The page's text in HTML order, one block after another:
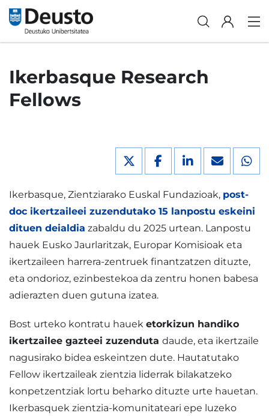
Ikerbasque Research
Fellows
Ikerbasque, Zientziarako Euskal Fundazioak, post-
doc ikertzaileei zuzendutako 15 lanpostu eskeini
dituen deialdia zabaldu du 2025 urtean. Lanpostu
hauek Eusko Jaurlaritzak, Europar Komisioak eta
ikertzaileen harrera-zentruek finantzatzen dituzte,
eta ondorioz, ezinbestekoa da zentru honen babesa
adierazten duen gutuna izatea.
Bost urteko kontratu hauek etorkizun handiko
ikertzailee gazteei zuzenduta daude, eta ikertzaile
nagusirako bidea eskeintzen dute. Hautatutako
Fellow ikertzaileak zientzia liderrak bilakatzeko
konpetzentziak lortu beharko dituzte urte hauetan.
Ikerbasquek zientzia-komunitateari epe luzeko